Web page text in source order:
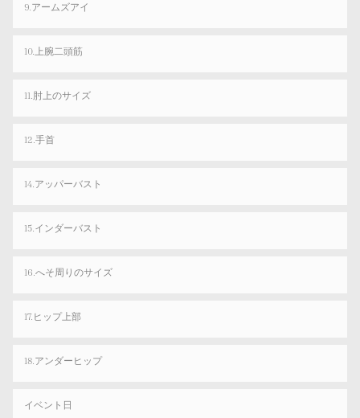
9.アームズアイ
10.上腕二頭筋
11.肘上のサイズ
12.手首
14.アッパーバスト
15.インダーバスト
16.へそ周りのサイズ
17.ヒップ上部
18.アンダーヒップ
イベント日